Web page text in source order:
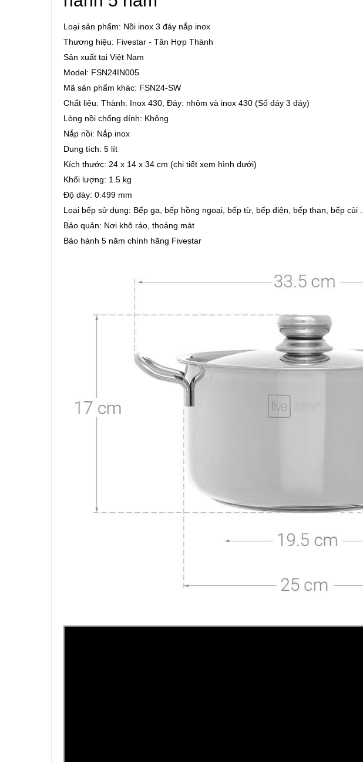
Loại sản phẩm: Nồi inox 3 đáy nắp inox
Thương hiệu: Fivestar - Tân Hợp Thành
Sản xuất tại Việt Nam
Model: FSN24IN005
Mã sản phẩm khác: FSN24-SW
Chất liệu: Thành: Inox 430, Đáy: nhôm và inox 430 (Số đáy 3 đáy)
Lòng nồi chống dính: Không
Nắp nồi: Nắp inox
Dung tích: 5 lít
Kích thước: 24 x 14 x 34 cm (chi tiết xem hình dưới)
Khối lượng: 1.5 kg
Độ dày: 0.499 mm
Loại bếp sử dụng: Bếp ga, bếp hồng ngoại, bếp từ, bếp điện, bếp than, bếp củi ...
Bảo quản: Nơi khô ráo, thoáng mát
Bảo hành 5 năm chính hãng Fivestar